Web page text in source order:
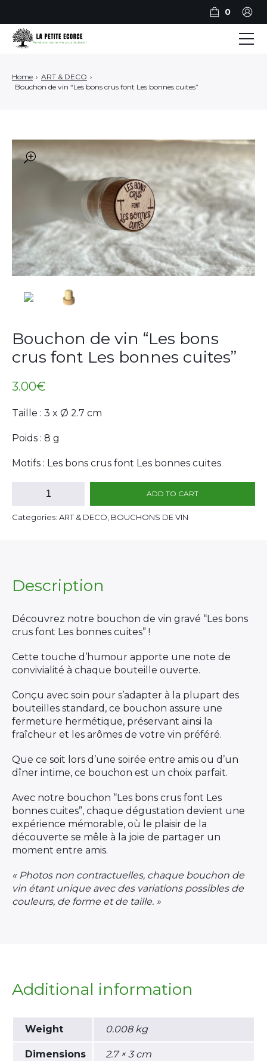
🔍
Bouchon de vin “Les bons
crus font Les bonnes cuites”
3.00€
Taille : 3 x Ø 2.7 cm
Poids : 8 g
Motifs : Les bons crus font Les bonnes cuites
Bouchon
vin
Les
bonnes
quantity
ADD TO CART
Categories: ART & DECO, BOUCHONS DE VIN
Home › ART & DECO ›
Bouchon de vin “Les bons crus font Les bonnes cuites”
Description
Découvrez notre bouchon de vin gravé “Les bons
crus font Les bonnes cuites” !
Cette touche d’humour apporte une note de
convivialité à chaque bouteille ouverte.
Conçu avec soin pour s’adapter à la plupart des
bouteilles standard, ce bouchon assure une
fermeture hermétique, préservant ainsi la
fraîcheur et les arômes de votre vin préféré.
Que ce soit lors d’une soirée entre amis ou d’un
dîner intime, ce bouchon est un choix parfait.
Avec notre bouchon “Les bons crus font Les
bonnes cuites”, chaque dégustation devient une
expérience mémorable, où le plaisir de la
découverte se mêle à la joie de partager un
moment entre amis.
« Photos non contractuelles, chaque bouchon de
vin étant unique avec des variations possibles de
couleurs, de forme et de taille. »
Additional information
Weight 0.008 kg
Dimensions 2.7 × 3 cm
0
PLANCHES
ART ET DECO